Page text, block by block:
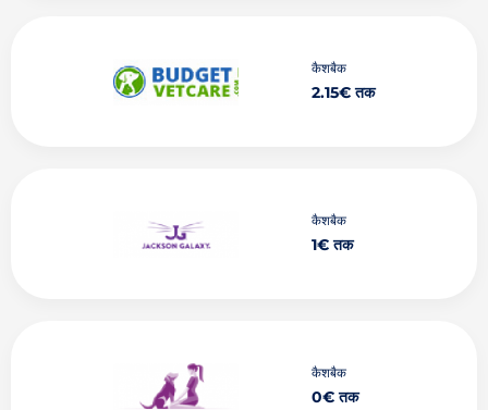
कैशबैक
2.15€ तक
कैशबैक
1€ तक
कैशबैक
0€ तक